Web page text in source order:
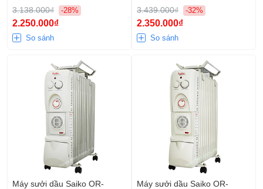
3.138.000₫
-28%
2.250.000₫
So sánh
3.439.000₫
-32%
2.350.000₫
So sánh
Máy sưởi dầu Saiko OR-
Máy sưởi dầu Saiko OR-